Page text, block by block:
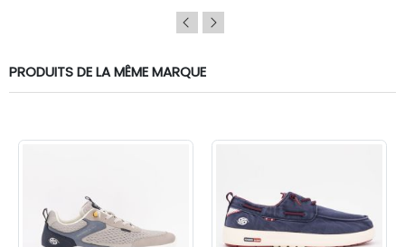
PRODUITS DE LA MÊME MARQUE